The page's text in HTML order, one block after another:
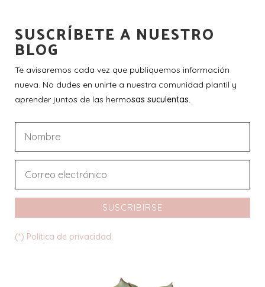
SUSCRÍBETE A NUESTRO
BLOG
Te avisaremos cada vez que publiquemos información
nueva. No dudes en unirte a nuestra comunidad plantil y
aprender juntos de las hermosas suculentas.
SUSCRIBIRSE
(*) Política de privacidad.